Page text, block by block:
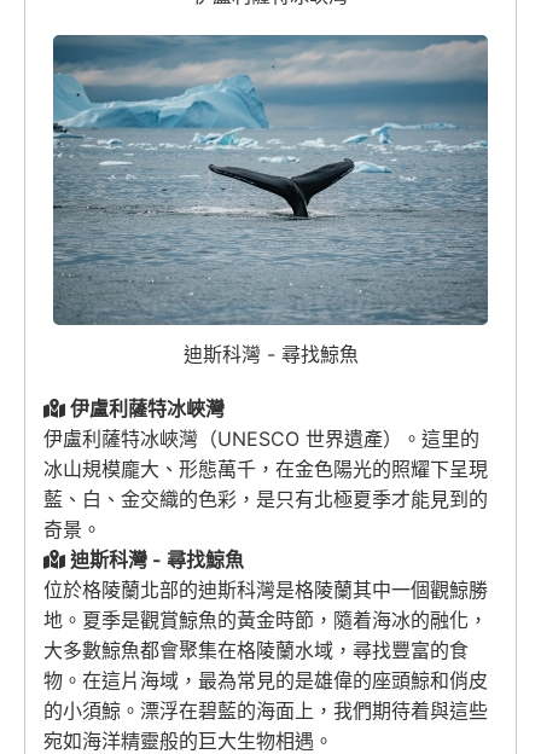
迪斯科灣 - 尋找鯨魚
伊盧利薩特冰峽灣
伊盧利薩特冰峽灣（UNESCO 世界遺產）。這里的
冰山規模龐大、形態萬千，在金色陽光的照耀下呈現
藍、白、金交織的色彩，是只有北極夏季才能見到的
奇景。
迪斯科灣 - 尋找鯨魚
位於格陵蘭北部的迪斯科灣是格陵蘭其中一個觀鯨勝
地。夏季是觀賞鯨魚的黃金時節，隨着海冰的融化，
大多數鯨魚都會聚集在格陵蘭水域，尋找豐富的食
物。在這片海域，最為常見的是雄偉的座頭鯨和俏皮
的小須鯨。漂浮在碧藍的海面上，我們期待着與這些
宛如海洋精靈般的巨大生物相遇。